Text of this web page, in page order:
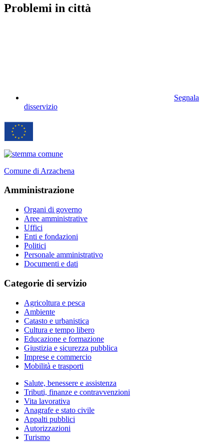
Problemi in città
Segnala
disservizio
Comune di Arzachena
Amministrazione
Organi di governo
Aree amministrative
Uffici
Enti e fondazioni
Politici
Personale amministrativo
Documenti e dati
Categorie di servizio
Agricoltura e pesca
Ambiente
Catasto e urbanistica
Cultura e tempo libero
Educazione e formazione
Giustizia e sicurezza pubblica
Imprese e commercio
Mobilità e trasporti
Salute, benessere e assistenza
Tributi, finanze e contravvenzioni
Vita lavorativa
Anagrafe e stato civile
Appalti pubblici
Autorizzazioni
Turismo